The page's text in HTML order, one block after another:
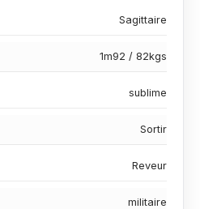
Sagittaire
1m92 / 82kgs
sublime
Sortir
Reveur
militaire